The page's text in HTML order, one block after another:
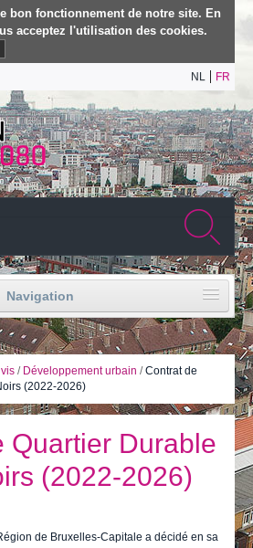
bon fonctionnement de notre site. En
acceptez l'utilisation des cookies.
NL FR
Navigation
/ Développement urbain /Contrat de
(2022-2026)
Quartier Durable
(2022-2026)
de Bruxelles-Capitale a décidé en sa